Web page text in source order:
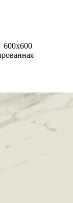
600x600